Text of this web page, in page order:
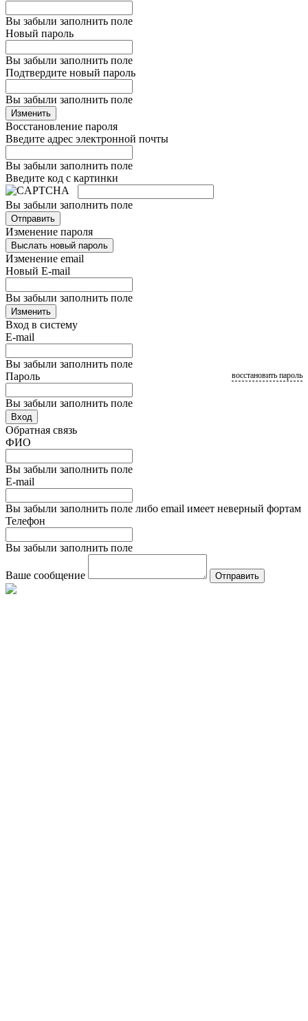
Вы забыли заполнить поле
Новый пароль
Вы забыли заполнить поле
Подтвердите новый пароль
Вы забыли заполнить поле
Изменить
Восстановление пароля
Введите адрес электронной почты
Вы забыли заполнить поле
Введите код с картинки
Вы забыли заполнить поле
Отправить
Изменение пароля
Выслать новый пароль
Изменение email
Новый E-mail
Вы забыли заполнить поле
Изменить
Вход в систему
E-mail
Вы забыли заполнить поле
Пароль
Вы забыли заполнить поле
восстановить пароль
Вход
Обратная связь
ФИО
Вы забыли заполнить поле
E-mail
Вы забыли заполнить поле либо email имеет неверный фортам
Телефон
Вы забыли заполнить поле
Ваше сообщение Отправить